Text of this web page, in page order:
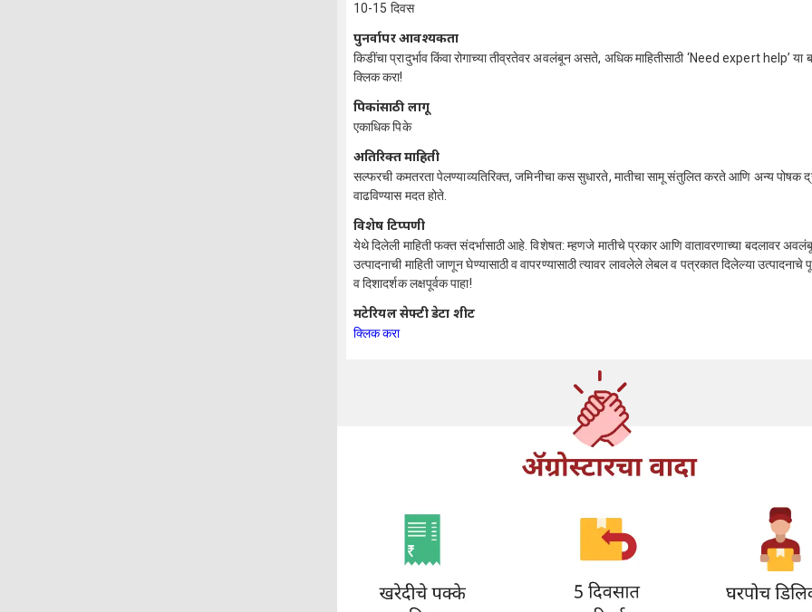
10-15 दिवस
पुनर्वापर आवश्यकता
किडींचा प्रादुर्भाव किंवा रोगाच्या तीव्रतेवर अवलंबून असते, अधिक माहितीसाठी ‘Need expert help’ या
क्लिक करा!
पिकांसाठी लागू
एकाधिक पिके
अतिरिक्त माहिती
सल्फरची कमतरता पेलण्याव्यतिरिक्त, जमिनीचा कस सुधारते, मातीचा सामू संतुलित करते आणि अन्य पोषक
वाढविण्यास मदत होते.
विशेष टिप्पणी
येथे दिलेली माहिती फक्त संदर्भासाठी आहे. विशेषत: म्हणजे मातीचे प्रकार आणि वातावरणाच्या बदलावर
उत्पादनाची माहिती जाणून घेण्यासाठी व वापरण्यासाठी त्यावर लावलेले लेबल व पत्रकात दिलेल्या उत्पादनाचे
व दिशादर्शक लक्षपूर्वक पाहा!
मटेरियल सेफ्टी डेटा शीट
क्लिक करा